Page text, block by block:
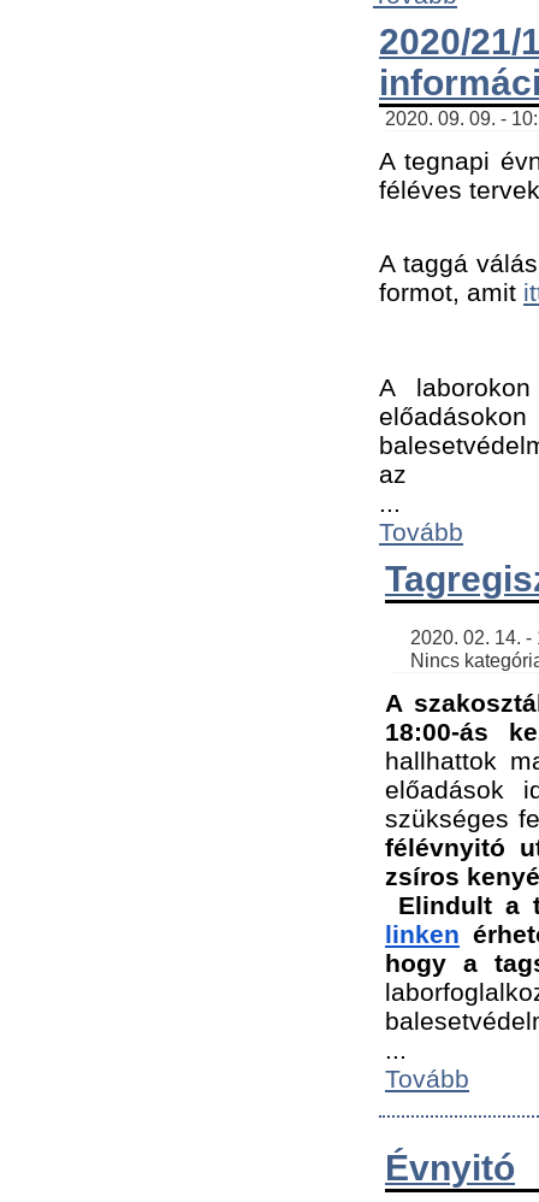
2020/
2020. 09. 09. -
A tegnapi
féléves
A taggá
formot, amit
A
az ﻿
Tovább
Nincs
A
18:00-ás
hallhattok
előadások
szükséges
félévnyitó
zsíros
Elindult a
linken
hogy a
Tovább
Évnyitó